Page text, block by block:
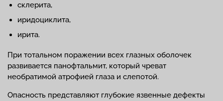
склерита,
иридоциклита,
ирита.
При тотальном поражении всех глазных оболочек
развивается панофтальмит, который чреват
необратимой атрофией глаза и слепотой.
Опасность представляют глубокие язвенные дефекты